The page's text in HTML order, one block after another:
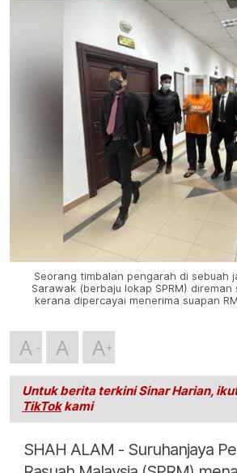
Seorang timbalan pengarah di sebuah
Sarawak (berbaju lokap SPRM) direman
kerana dipercayai menerima suapan
A A A
Untuk berita terkini Sinar Harian,
TikTokkami
SHAH ALAM - Suruhanjaya